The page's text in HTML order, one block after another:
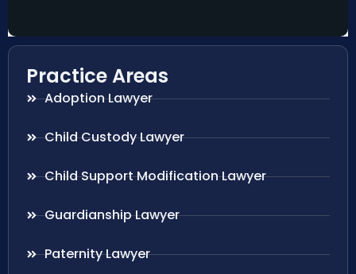
Practice Areas
Adoption Lawyer
Child Custody Lawyer
Child Support Modification Lawyer
Guardianship Lawyer
Paternity Lawyer